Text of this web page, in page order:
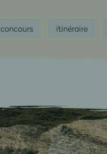
concours itinéraire